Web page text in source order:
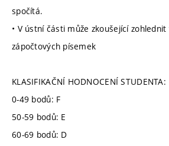
spočítá.
• V ústní části může zkoušející
zápočtových písemek
KLASIFIKAČNÍ HODNOCENÍ STUDENTA:
0-49 bodů: F
50-59 bodů: E
60-69 bodů: D